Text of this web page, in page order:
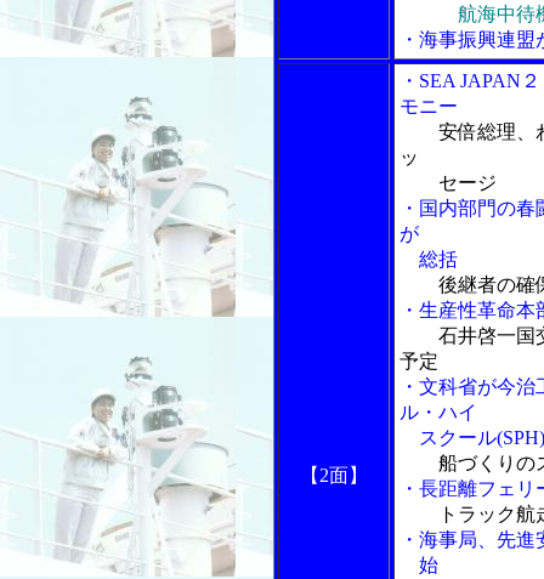
航海中待
・海事振興連
【2面】
・SEA JAPAN
モニー
安倍総理、
ッ
セージ
・国内部門の
が
総括
後継者の確
・生産性革命
石井啓一国
予定
・文科省が今
ル・ハイ
スクール
船づくりの
・長距離フェ
トラック
・海事局、先
始